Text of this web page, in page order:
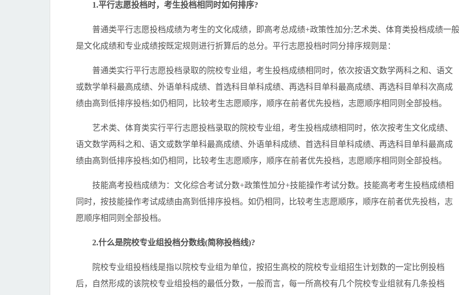
1.平行志愿投档时，考生投档相同时如何排序?
普通类平行志愿投档成绩为考生的文化成绩，即高考总成绩+政策性加分;艺术类、体育类投档成绩一般
是文化成绩和专业成绩按既定规则进行折算后的总分。平行志愿投档时同分排序规则是：
普通类实行平行志愿投档录取的院校专业组，考生投档成绩相同时，依次按语文数学两科之和、语文
或数学单科最高成绩、外语单科成绩、首选科目单科成绩、再选科目单科最高成绩、再选科目单科次高成
绩由高到低排序投档;如仍相同，比较考生志愿顺序，顺序在前者优先投档，志愿顺序相同则全部投档。
艺术类、体育类实行平行志愿投档录取的院校专业组，考生投档成绩相同时，依次按考生文化成绩、
语文数学两科之和、语文或数学单科最高成绩、外语单科成绩、首选科目单科成绩、再选科目单科最高成
绩由高到低排序投档;如仍相同，比较考生志愿顺序，顺序在前者优先投档，志愿顺序相同则全部投档。
技能高考投档成绩为：文化综合考试分数+政策性加分+技能操作考试分数。技能高考考生投档成绩相
同时，按技能操作考试成绩由高到低排序投档。如仍相同，比较考生志愿顺序，顺序在前者优先投档，志
愿顺序相同则全部投档。
2.什么是院校专业组投档分数线(简称投档线)?
院校专业组投档线是指以院校专业组为单位，按招生高校的院校专业组招生计划数的一定比例投档
后，自然形成的该院校专业组投档的最低分数，一般而言，每一所高校有几个院校专业组就有几条投档